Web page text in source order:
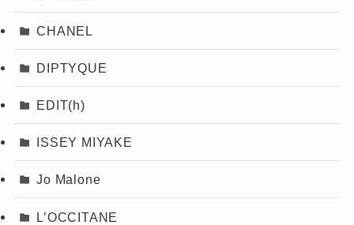
CHANEL
DIPTYQUE
EDIT(h)
ISSEY MIYAKE
Jo Malone
L’OCCITANE